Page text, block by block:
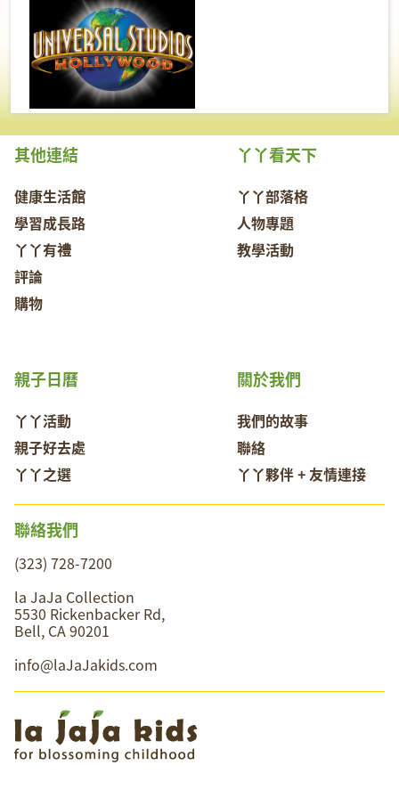
其他連結
健康生活館
學習成長路
丫丫有禮
評論
購物
丫丫看天下
丫丫部落格
人物專題
教學活動
關於我們
我們的故事
聯絡
丫丫夥伴 + 友情連接
親子日曆
丫丫活動
親子好去處
丫丫之選
聯絡我們
(323) 728-7200
la JaJa Collection
5530 Rickenbacker Rd,
Bell, CA 90201
info@laJaJakids.com